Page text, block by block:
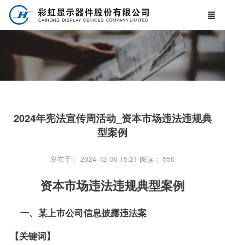
2024年宪法宣传周活动_资本市场违法违规典
型案例
发布于： 2024-12-06 15:21 阅读： 550
资本市场违法违规典型案例
一、某上市公司信息披露违法案
【关键词】